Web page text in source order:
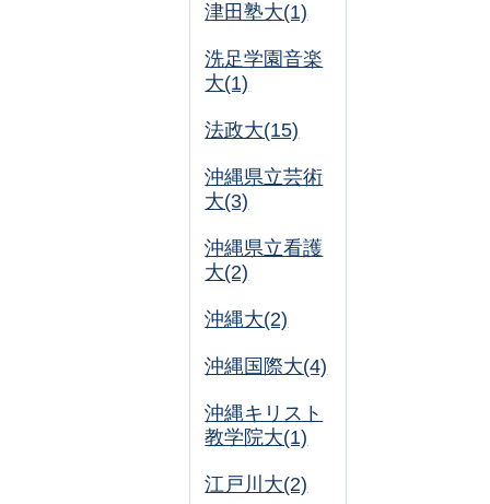
津田塾大(1)
洗足学園音楽
大(1)
法政大(15)
沖縄県立芸術
大(3)
沖縄県立看護
大(2)
沖縄大(2)
沖縄国際大(4)
沖縄キリスト
教学院大(1)
江戸川大(2)